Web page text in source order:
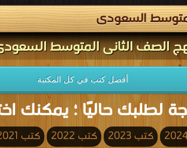
السعودى
الصف الثانى المتوسط
أفضل كتب في كل المكتبة
لطلبك حاليًا ؛ يمكنك
كتب 2023 كتب 2022 كتب 2021